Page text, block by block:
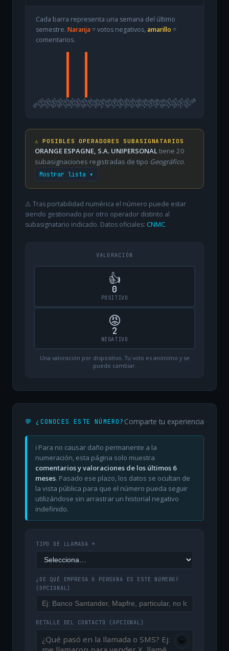
Cada barra representa una semana del último
semestre. Naranja= votos negativos, amarillo =
comentarios.
09/02
16/0223/0202/0309/0316/0323/0330/0306/0413/0420/0427/0404/0511/0518/0525/0501/0608/0615/0622/0629/0606/0713/0720/0727/07
03/08
⚠️ POSIBLES OPERADORES SUBASIGNATARIOS
ORANGE ESPAGNE, S.A. UNIPERSONALtiene 20
subasignaciones registradas de tipo Geográfico.
Mostrar lista ▾
⚠️ Tras portabilidad numérica el número puede estar
siendo gestionado por otro operador distinto al
subasignatario indicado. Datos oficiales: CNMC.
VALORACIÓN
👍
0
POSITIVO
😡
2
NEGATIVO
Una valoración por dispositivo. Tu voto es anónimo y se
puede cambiar.
💬 ¿CONOCES ESTE NÚMERO? Comparte tu experiencia
ℹ️ Para no causar daño permanente a la
numeración, esta página solo muestra
comentarios y valoraciones de los últimos 6
meses. Pasado ese plazo, los datos se ocultan de
la vista pública para que el número pueda seguir
utilizándose sin arrastrar un historial negativo
indefinido.
TIPO DE LLAMADA *
¿DE QUÉ EMPRESA O PERSONA ES ESTE NÚMERO?
(OPCIONAL)
DETALLE DEL CONTACTO (OPCIONAL)
😀